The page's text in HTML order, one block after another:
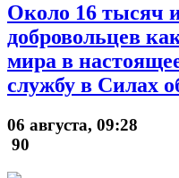
Около 16 тысяч
добровольцев
мира в
службу в Силах
06 августа, 09:28
90